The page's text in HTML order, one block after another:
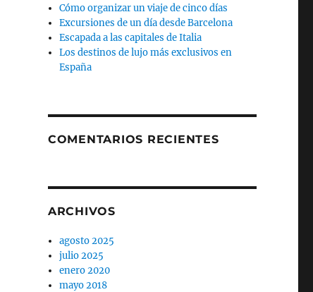
estuve en Cancún y regresé para contártelo VIII:
Cómo organizar un viaje de cinco días
Excursiones de un día desde Barcelona
Escapada a las capitales de Italia
Los destinos de lujo más exclusivos en
España
COMENTARIOS RECIENTES
ARCHIVOS
agosto 2025
julio 2025
enero 2020
mayo 2018